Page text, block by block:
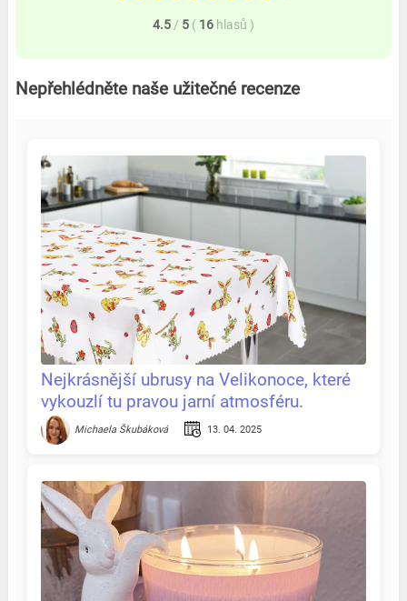
4.5 / 5 ( 16 hlasů )
Nepřehlédněte naše užitečné recenze
Nejkrásnější ubrusy na Velikonoce, které
vykouzlí tu pravou jarní atmosféru.
Recenze & tipy na jednom místě
Michaela Škubáková 13. 04. 2025